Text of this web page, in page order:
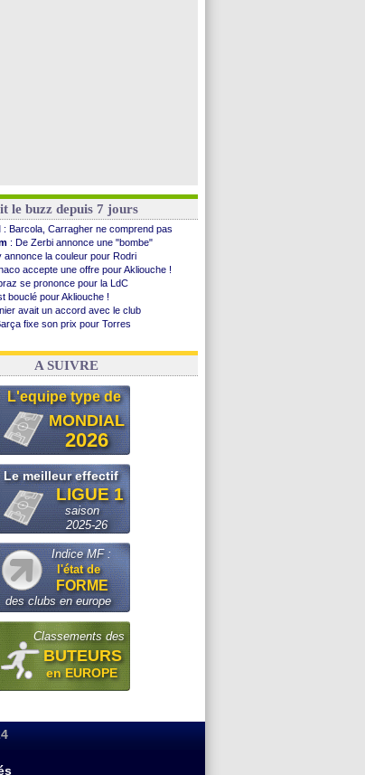
le buzz depuis 7 jours
: Barcola, Carragher ne comprend pas
: De Zerbi annonce une "bombe"
annonce la couleur pour Rodri
accepte une offre pour Akliouche !
se prononce pour la LdC
bouclé pour Akliouche !
avait un accord avec le club
fixe son prix pour Torres
sollicite Trump
A SUIVRE
L'equipe type de
MONDIAL
2026
Le meilleur effectif
LIGUE 1
saison
2025-26
Indice MF :
l'état de
FORME
des clubs en europe
Classements des
BUTEURS
en EUROPE